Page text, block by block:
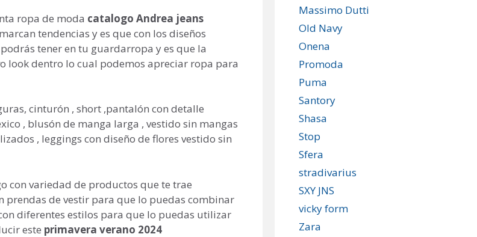
ropa de moda catalogo Andrea jeans
tendencias y es que con los diseños
tener en tu guardarropa y es que la
look dentro lo cual podemos apreciar ropa para
cinturón , short ,pantalón con detalle
, blusón de manga larga , vestido sin mangas
, leggings con diseño de flores vestido sin
con variedad de productos que te trae
de vestir para que lo puedas combinar
diferentes estilos para que lo puedas utilizar
este primavera verano 2024
Massimo Dutti
Old Navy
Onena
Promoda
Puma
Santory
Shasa
Stop
Sfera
stradivarius
SXY JNS
vicky form
Zara